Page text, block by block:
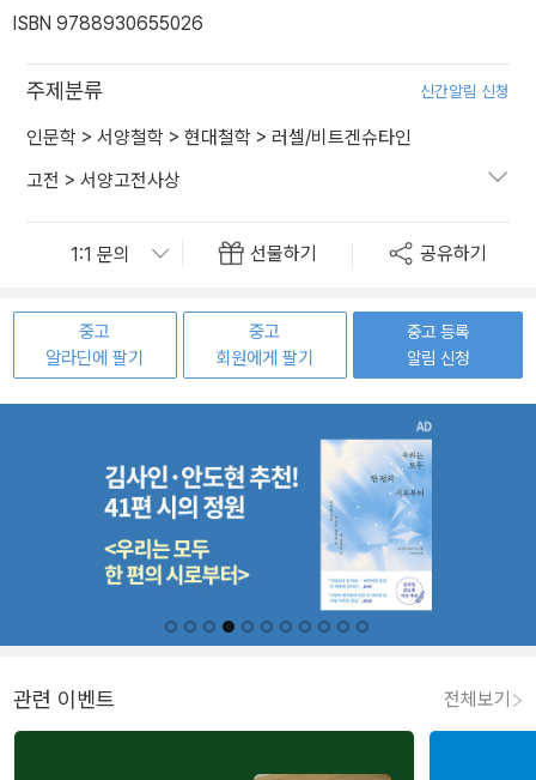
ISBN 9788930655026
주제분류 신간알림 신청
인문학 > 서양철학 > 현대철학 > 러셀/비트겐슈타인
고전 > 서양고전사상
선물하기 공유하기
중고
알라딘에 팔기
중고
회원에게 팔기
중고 등록
알림 신청
관련 이벤트 전체보기